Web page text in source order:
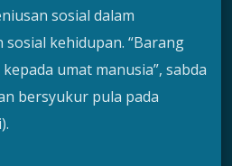
sosial dalam
kehidupan. “Barang
umat manusia”, sabda
bersyukur pula pada